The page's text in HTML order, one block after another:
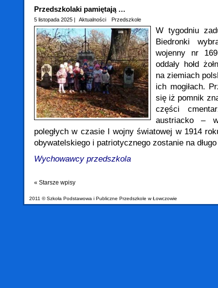
Przedszkolaki pamiętają …
5 listopada 2025 | Aktualności Przedszkole
W tygodniu
Biedronki
wojenny nr
oddały hołd
na ziemiach
ich mogiłach.
się iż pomnik
części
austriacko –
poległych w czasie I wojny światowej w 1914
obywatelskiego i patriotycznego zostanie na
Wychowawcy przedszkola
« Starsze wpisy
2011 © Szkoła Podstawowa i Publiczne Przedszkole w Łowczowie